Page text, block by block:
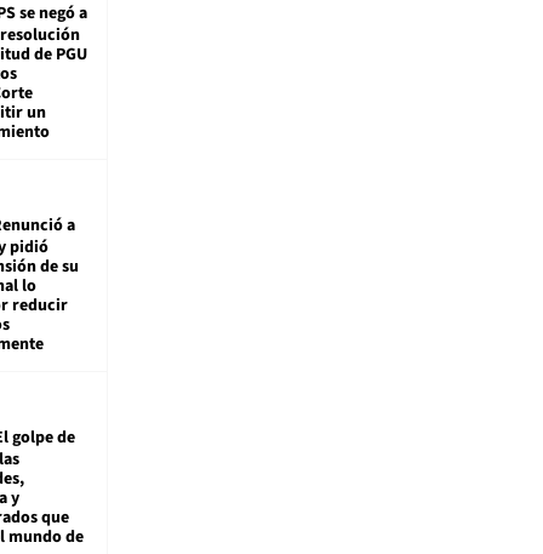
se negó a
de PGU
un
a
pidió
de su
lo
reducir
golpe de
y
que
mundo de